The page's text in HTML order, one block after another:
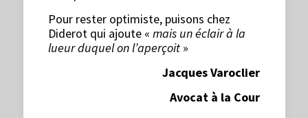
Pour rester optimiste, puisons chez
Diderot qui ajoute «mais un éclair à la
lueur duquel on l’aperçoit »
Jacques Varoclier
Avocat à la Cour